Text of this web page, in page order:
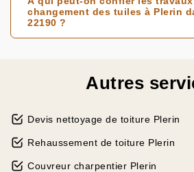
changement des tuiles à Plerin
22190 ?
Autres
Devis nettoyage de toiture Plerin
Rehaussement de toiture Plerin
Couvreur charpentier Plerin